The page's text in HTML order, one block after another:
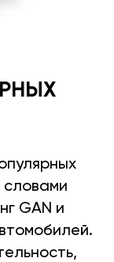
GAN и